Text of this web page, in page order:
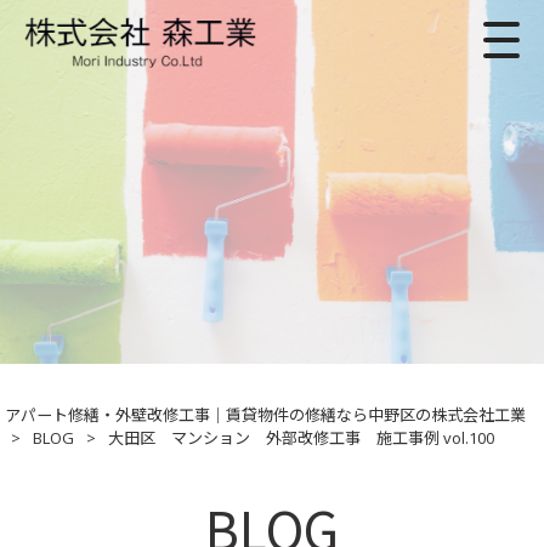
アパート修繕・外壁改修工事｜賃貸物件の修繕なら中野区の株式会社工業
>
BLOG > 大田区 マンション 外部改修工事 施工事例 vol.100
BLOG